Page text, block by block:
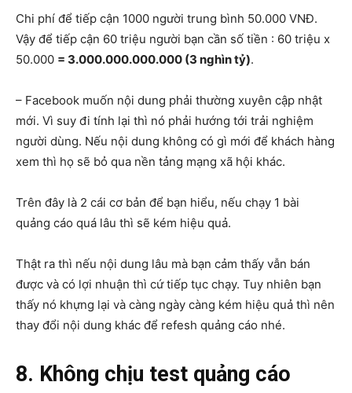
Chi phí để tiếp cận 1000 người trung bình 50.000 VNĐ.
Vậy để tiếp cận 60 triệu người bạn cần số tiền : 60 triệu x
50.000 = 3.000.000.000.000 (3 nghìn tỷ).
– Facebook muốn nội dung phải thường xuyên cập nhật
mới. Vì suy đi tính lại thì nó phải hướng tới trải nghiệm
người dùng. Nếu nội dung không có gì mới để khách hàng
xem thì họ sẽ bỏ qua nền tảng mạng xã hội khác.
Trên đây là 2 cái cơ bản để bạn hiểu, nếu chạy 1 bài
quảng cáo quá lâu thì sẽ kém hiệu quả.
Thật ra thì nếu nội dung lâu mà bạn cảm thấy vẫn bán
được và có lợi nhuận thì cứ tiếp tục chạy. Tuy nhiên bạn
thấy nó khựng lại và càng ngày càng kém hiệu quả thì nên
thay đổi nội dung khác để refesh quảng cáo nhé.
8. Không chịu test quảng cáo